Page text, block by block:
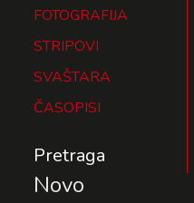
FOTOGRAFIJA
STRIPOVI
SVAŠTARA
ČASOPISI
Pretraga
Novo